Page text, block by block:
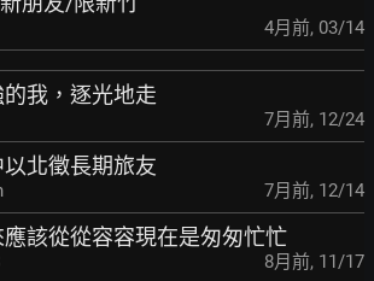
4月前, 03/14
的我，逐光地走
7月前, 12/24
以北徵長期旅友
7月前, 12/14
應該從從容容現在是匆匆忙忙
8月前, 11/17